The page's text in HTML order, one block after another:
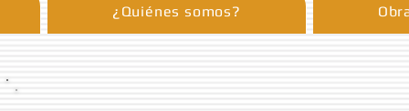
¿Quiénes somos?